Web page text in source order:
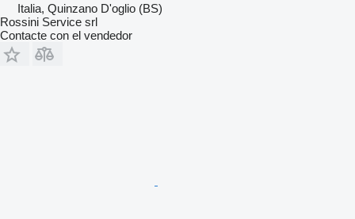
Italia, Quinzano D'oglio (BS)
Rossini Service srl
Contacte con el vendedor